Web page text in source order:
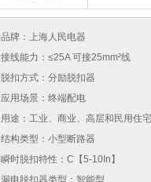
品牌： 上海人民电器
接线能力：≤25A 可接25mm²线
脱扣方式：分励脱扣器
应用场景：终端配电
用途：工业、商业、高层和民用住
结构类型：小型断路器
瞬时脱扣特性：C【5-10In】
漏电脱扣器类型：智能型